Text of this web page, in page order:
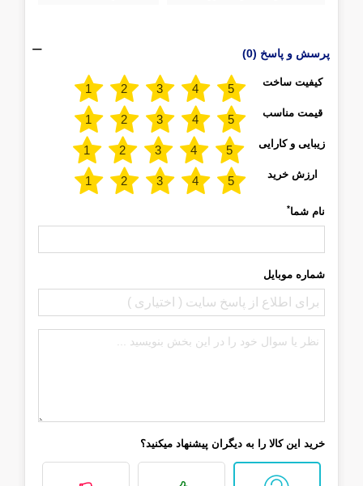
پرسش و پاسخ (0)
کیفیت ساخت
قیمت مناسب
زیبایی و کارایی
ارزش خرید
نام شما*
شماره موبایل
خرید این کالا را به دیگران پیشنهاد میکنید؟